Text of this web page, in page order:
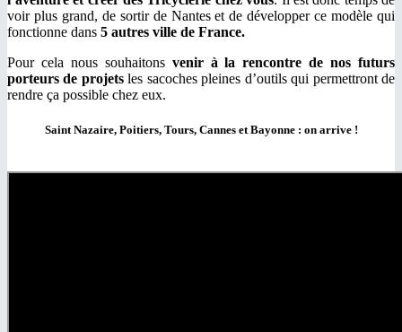
voir plus grand, de sortir de Nantes et de développer ce modèle qui
fonctionne dans 5 autres ville de France.
Pour cela nous souhaitons venir à la rencontre de nos futurs
porteurs de projetsles sacoches pleines d’outils qui permettront de
rendre ça possible chez eux.
Saint Nazaire, Poitiers, Tours, Cannes et Bayonne : on arrive !